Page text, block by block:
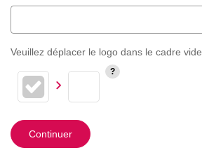
Veuillez déplacer le logo dans le cadre vide
Continuer